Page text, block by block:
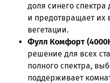
доля синего
и предотвращает их
вегетации.
Фулл Комфорт
решение для всех
полного спектра,
поддерживает